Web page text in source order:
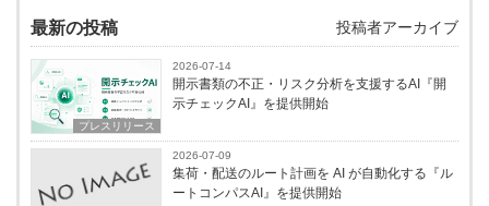
最新の投稿 投稿者アーカイブ
プレスリリース
2026-07-14
開示書類の不正・リスク分析を支援するAI『開
示チェックAI』を提供開始
2026-07-09
集荷・配送のルート計画を AI が自動化する『ル
ートコンパスAI』を提供開始